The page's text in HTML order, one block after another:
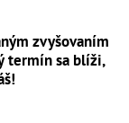
zvyšovaním
termín sa blíži,